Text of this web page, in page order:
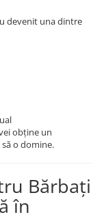
devenit una dintre
obține un
o domine.
Bărbați
în